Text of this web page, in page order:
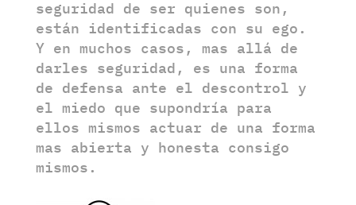
seguridad de ser quienes son,
están identificadas con su ego.
Y en muchos casos, mas allá de
darles seguridad, es una forma
de defensa ante el descontrol y
el miedo que supondría para
ellos mismos actuar de una forma
mas abierta y honesta consigo
mismos.